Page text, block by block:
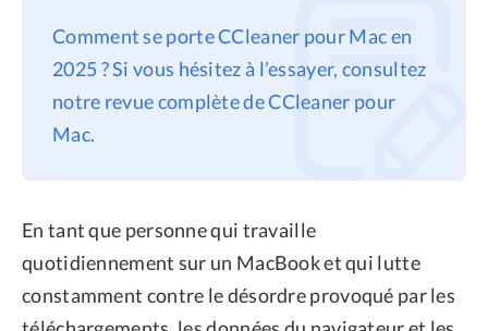
Confidentialité
Comment se porte CCleaner pour Mac en
2025 ? Si vous hésitez à l’essayer, consultez
notre revue complète de CCleaner pour
Mac.
En tant que personne qui travaille
quotidiennement sur un MacBook et qui lutte
constamment contre le désordre provoqué par les